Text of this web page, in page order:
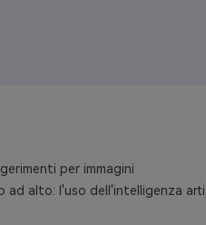
per immagini
ad alto: l'uso dell'intelligenza